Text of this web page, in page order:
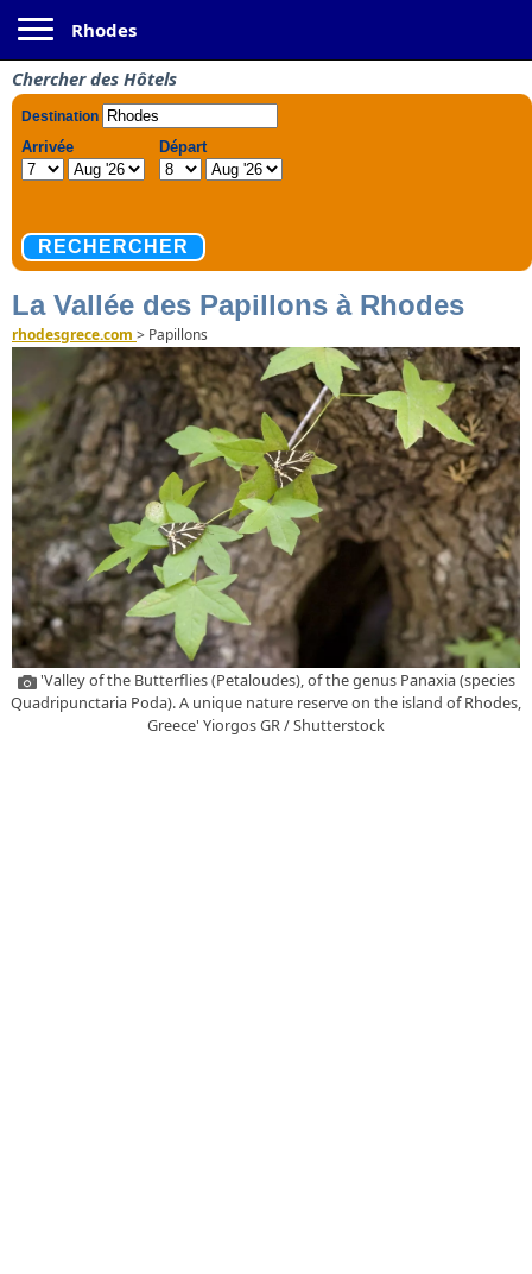
Rhodes
Chercher des Hôtels
La Vallée des Papillons à Rhodes
rhodesgrece.com > Papillons
'Valley of the Butterflies (Petaloudes), of the genus Panaxia (species
Quadripunctaria Poda). A unique nature reserve on the island of Rhodes,
Greece' Yiorgos GR / Shutterstock